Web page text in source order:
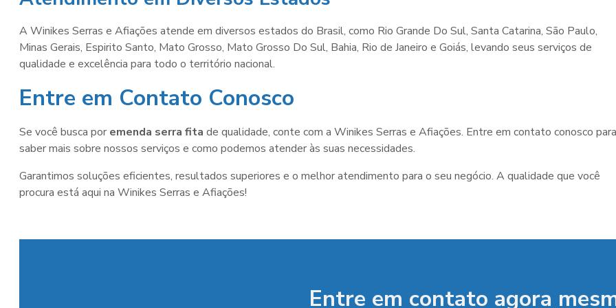
A Winikes Serras e Afiações atende em diversos estados do Brasil, como Rio Grande Do Sul, Santa Catarina, São Paulo,
Minas Gerais, Espirito Santo, Mato Grosso, Mato Grosso Do Sul, Bahia, Rio de Janeiro e Goiás, levando seus serviços de
qualidade e excelência para todo o território nacional.
Entre em Contato Conosco
Se você busca por emenda serra fita de qualidade, conte com a Winikes Serras e Afiações. Entre em contato conosco para
saber mais sobre nossos serviços e como podemos atender às suas necessidades.
Garantimos soluções eficientes, resultados superiores e o melhor atendimento para o seu negócio. A qualidade que você
procura está aqui na Winikes Serras e Afiações!
Entre em contato agora